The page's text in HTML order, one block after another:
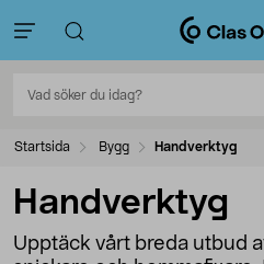
Startsida Bygg Handverktyg
Handverktyg
Upptäck vårt breda utbud